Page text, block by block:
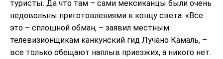
туристы. Да что там – сами мексиканцы были очень
недовольны приготовлениями к концу света. «Все
это – сплошной обман, – заявил местным
телевизионщикам канкунский гид Лучано Камаль, –
все только обещают наплыв приезжих, а никого нет.